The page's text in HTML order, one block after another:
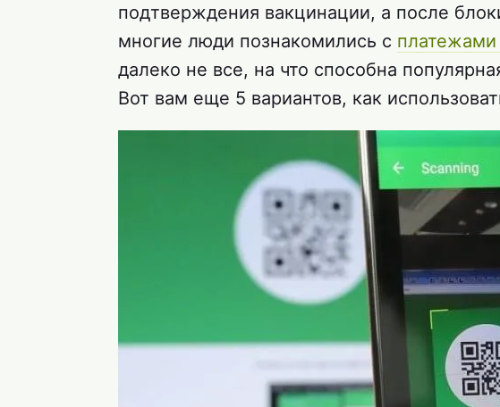
подтверждения вакцинации, а после
многие люди познакомились с платежами
далеко не все, на что способна
Вот вам еще 5 вариантов, как